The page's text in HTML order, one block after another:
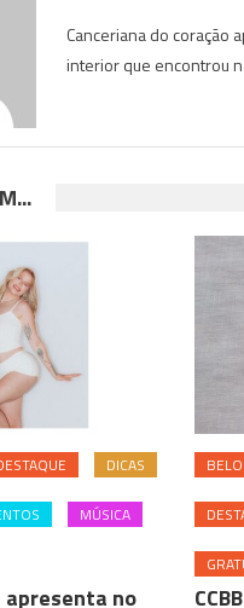
Canceriana do coração
interior que encontrou
DICAS
MÚSICA
apresenta no